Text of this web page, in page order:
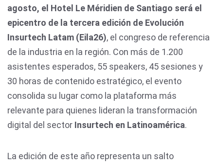
agosto, el Hotel Le Méridien de Santiago será el
epicentro de la tercera edición de Evolución
Insurtech Latam (Eila26), el congreso de referencia
de la industria en la región. Con más de 1.200
asistentes esperados, 55 speakers, 45 sesiones y
30 horas de contenido estratégico, el evento
consolida su lugar como la plataforma más
relevante para quienes lideran la transformación
digital del sector Insurtech en Latinoamérica.
La edición de este año representa un salto